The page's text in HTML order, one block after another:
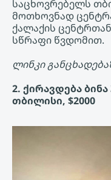
საცხოვრებელს
მოთხოვნად
ქალაქის
სწრაფი წვდომით.
ლინკი
2. ქირავდება
თბილისი, $2000